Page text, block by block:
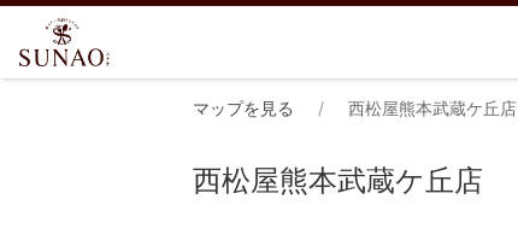
マップを見る 西松屋熊本武蔵ケ丘店
西松屋熊本武蔵ケ丘店